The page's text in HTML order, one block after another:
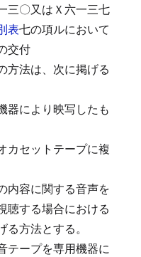
三〇又はＸ六一三七
表七の項ルにおいて
交付
方法は、次に掲げる
器により映写したも
カセットテープに複
内容に関する音声を
聴する場合における
方法とする。
テープを専用機器に